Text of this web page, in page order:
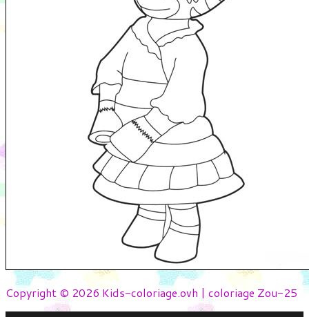
Copyright © 2026 Kids-coloriage.ovh | coloriage Zou-25